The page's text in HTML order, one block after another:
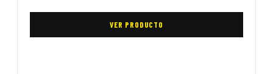
VER PRODUCTO